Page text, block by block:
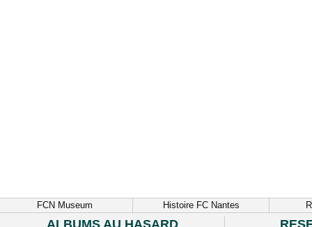
FCN Museum Histoire FC Nantes
ALBUMS AU HASARD